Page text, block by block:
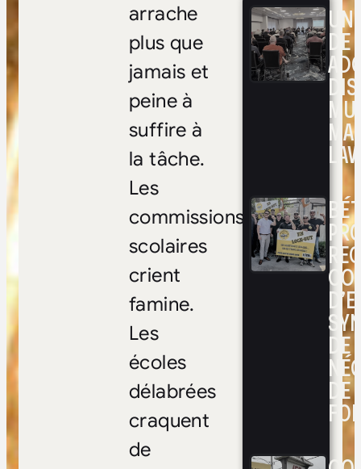
DE
DE
DE
FOI
arrache
plus que
jamais et
peine à
suffire à
la tâche.
Les
commissions
scolaires
crient
famine.
Les
écoles
délabrées
craquent
de